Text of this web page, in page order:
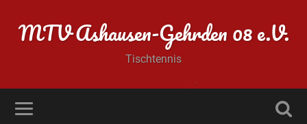
MTV Ashausen-Gehrden 08 e.V.
Tischtennis